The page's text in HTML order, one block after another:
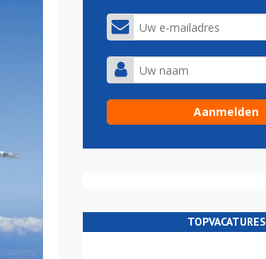
TOPVACATURES